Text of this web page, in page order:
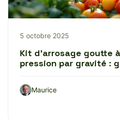
5 octobre 2025
Kit d’arrosage goutte
pression par gravité :
Maurice